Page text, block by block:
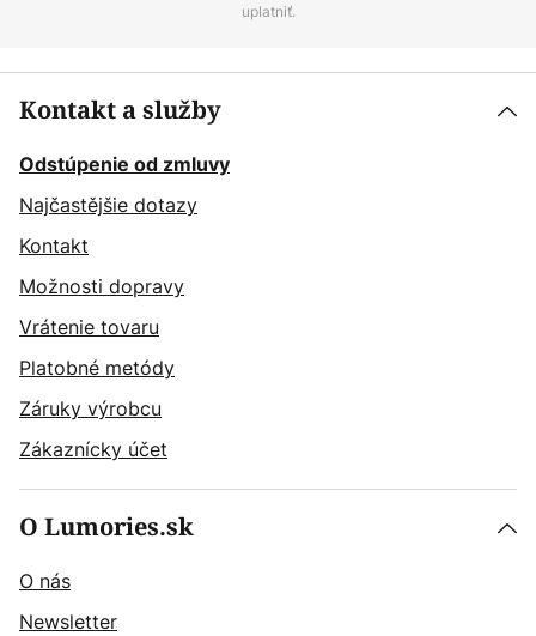
uplatniť.
Kontakt a služby
Odstúpenie od zmluvy
Najčastějšie dotazy
Kontakt
Možnosti dopravy
Vrátenie tovaru
Platobné metódy
Záruky výrobcu
Zákaznícky účet
O Lumories.sk
O nás
Newsletter